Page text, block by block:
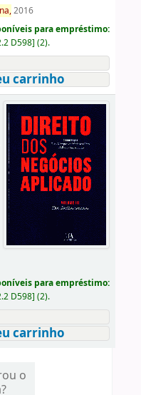
2016
para empréstimo:
D598] (2).
carrinho
para empréstimo:
D598] (2).
carrinho
o